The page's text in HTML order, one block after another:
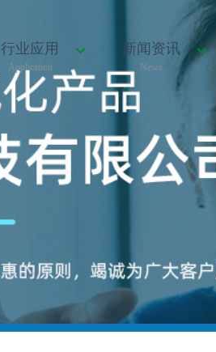
行业应用
Application
新闻资讯
News